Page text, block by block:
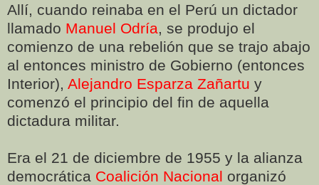
Allí, cuando reinaba en el Perú un dictador
llamado Manuel Odría, se produjo el
comienzo de una rebelión que se trajo abajo
al entonces ministro de Gobierno (entonces
Interior), Alejandro Esparza Zañartu y
comenzó el principio del fin de aquella
dictadura militar.
Era el 21 de diciembre de 1955 y la alianza
democrática Coalición Nacional organizó